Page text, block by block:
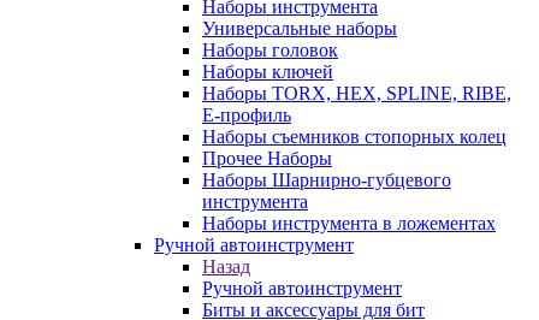
Наборы инструмента
Универсальные наборы
Наборы головок
Наборы ключей
Наборы TORX, HEX, SPLINE, RIBE,
E-профиль
Наборы съемников стопорных колец
Прочее Наборы
Наборы Шарнирно-губцевого
инструмента
Наборы инструмента в ложементах
Ручной автоинструмент
Назад
Ручной автоинструмент
Биты и аксессуары для бит